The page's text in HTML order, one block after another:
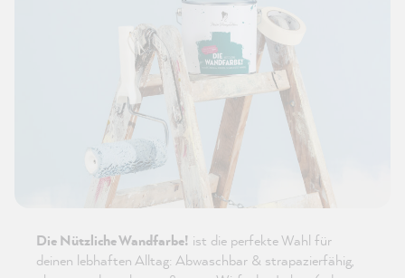
Die Nützliche Wandfarbe! ist die perfekte Wahl für
deinen lebhaften Alltag: Abwaschbar & strapazierfähig,